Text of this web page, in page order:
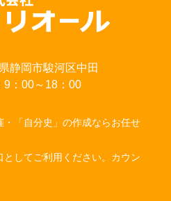
静岡市駿河区中田
9：00～18：00
「自分史」の作成ならお任せ
してご利用ください。カウン